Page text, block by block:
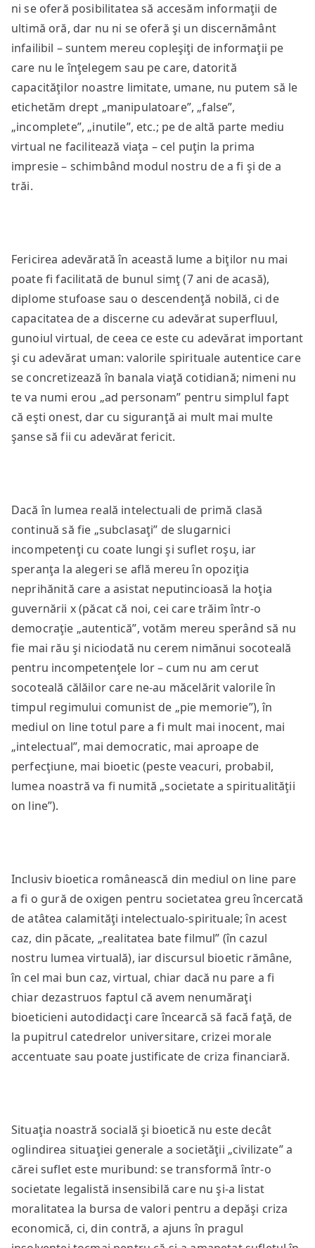
ni se oferă posibilitatea să accesăm informaţii de
ultimă oră, dar nu ni se oferă şi un discernământ
infailibil – suntem mereu copleşiţi de informaţii pe
care nu le înţelegem sau pe care, datorită
capacităţilor noastre limitate, umane, nu putem să le
etichetăm drept „manipulatoare”, „false”,
„incomplete”, „inutile”, etc.; pe de altă parte mediu
virtual ne facilitează viaţa – cel puţin la prima
impresie – schimbând modul nostru de a fi şi de a
trăi.
Fericirea adevărată în această lume a biţilor nu mai
poate fi facilitată de bunul simţ (7 ani de acasă),
diplome stufoase sau o descendenţă nobilă, ci de
capacitatea de a discerne cu adevărat superfluul,
gunoiul virtual, de ceea ce este cu adevărat important
şi cu adevărat uman: valorile spirituale autentice care
se concretizează în banala viaţă cotidiană; nimeni nu
te va numi erou „ad personam” pentru simplul fapt
că eşti onest, dar cu siguranţă ai mult mai multe
şanse să fii cu adevărat fericit.
Dacă în lumea reală intelectuali de primă clasă
continuă să fie „subclasaţi” de slugarnici
incompetenţi cu coate lungi şi suflet roşu, iar
speranţa la alegeri se află mereu în opoziţia
neprihănită care a asistat neputincioasă la hoţia
guvernării x (păcat că noi, cei care trăim într-o
democraţie „autentică”, votăm mereu sperând să nu
fie mai rău şi niciodată nu cerem nimănui socoteală
pentru incompetenţele lor – cum nu am cerut
socoteală călăilor care ne-au măcelărit valorile în
timpul regimului comunist de „pie memorie”), în
mediul on line totul pare a fi mult mai inocent, mai
„intelectual”, mai democratic, mai aproape de
perfecţiune, mai bioetic (peste veacuri, probabil,
lumea noastră va fi numită „societate a spiritualităţii
on line”).
Inclusiv bioetica românească din mediul on line pare
a fi o gură de oxigen pentru societatea greu încercată
de atâtea calamităţi intelectualo-spirituale; în acest
caz, din păcate, „realitatea bate filmul” (în cazul
nostru lumea virtuală), iar discursul bioetic rămâne,
în cel mai bun caz, virtual, chiar dacă nu pare a fi
chiar dezastruos faptul că avem nenumăraţi
bioeticieni autodidacţi care încearcă să facă faţă, de
la pupitrul catedrelor universitare, crizei morale
accentuate sau poate justificate de criza financiară.
Situaţia noastră socială şi bioetică nu este decât
oglindirea situaţiei generale a societăţii „civilizate” a
cărei suflet este muribund: se transformă într-o
societate legalistă insensibilă care nu şi-a listat
moralitatea la bursa de valori pentru a depăşi criza
economică, ci, din contră, a ajuns în pragul